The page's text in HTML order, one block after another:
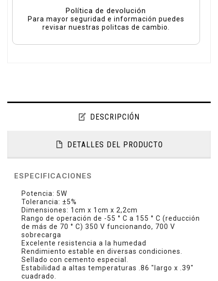
Política de devolución
Para mayor seguridad e información puedes
revisar nuestras politcas de cambio.
DESCRIPCIÓN
DETALLES DEL PRODUCTO
ESPECIFICACIONES
Potencia: 5W
Tolerancia: ±5%
Dimensiones: 1cm x 1cm x 2,2cm
Rango de operación de -55 ° C a 155 ° C (reducción
de más de 70 ° C) 350 V funcionando, 700 V
sobrecarga
Excelente resistencia a la humedad
Rendimiento estable en diversas condiciones.
Sellado con cemento especial.
Estabilidad a altas temperaturas .86 "largo x .39"
cuadrado.